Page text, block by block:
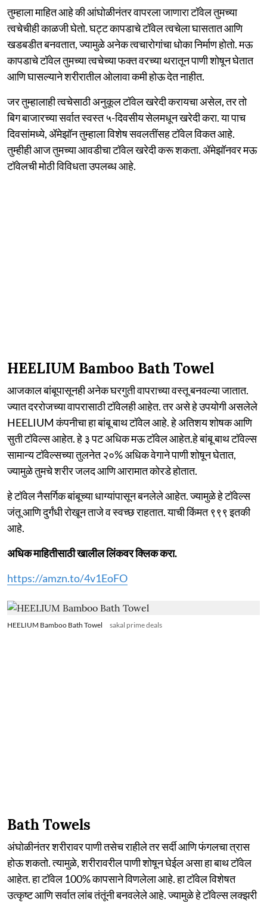
तुम्हाला माहित आहे की आंघोळीनंतर वापरला जाणारा टॉवेल तुमच्या
त्वचेचीही काळजी घेतो. घट्ट कापडाचे टॉवेल त्वचेला घासतात आणि
खडबडीत बनवतात, ज्यामुळे अनेक त्वचारोगांचा धोका निर्माण होतो. मऊ
कापडाचे टॉवेल तुमच्या त्वचेच्या फक्त वरच्या थरातून पाणी शोषून घेतात
आणि घासल्याने शरीरातील ओलावा कमी होऊ देत नाहीत.
जर तुम्हालाही त्वचेसाठी अनुकूल टॉवेल खरेदी करायचा असेल, तर तो
बिग बाजारच्या सर्वात स्वस्त ५-दिवसीय सेलमधून खरेदी करा. या पाच
दिवसांमध्ये, ॲमेझॉन तुम्हाला विशेष सवलतींसह टॉवेल विकत आहे.
तुम्हीही आज तुमच्या आवडीचा टॉवेल खरेदी करू शकता. ॲमेझॉनवर मऊ
टॉवेलची मोठी विविधता उपलब्ध आहे.
HEELIUM Bamboo Bath Towel
आजकाल बांबूपासूनही अनेक घरगुती वापराच्या वस्तू बनवल्या जातात.
ज्यात दररोजच्या वापरासाठी टॉवेलही आहेत. तर असे हे उपयोगी असलेले
HEELIUM कंपनीचा हा बांबू बाथ टॉवेल आहे. हे अतिशय शोषक आणि
सुती टॉवेल्स आहेत. हे ३ पट अधिक मऊ टॉवेल आहेत.हे बांबू बाथ टॉवेल्स
सामान्य टॉवेल्सच्या तुलनेत २०% अधिक वेगाने पाणी शोषून घेतात,
ज्यामुळे तुमचे शरीर जलद आणि आरामात कोरडे होतात.
हे टॉवेल नैसर्गिक बांबूच्या धाग्यांपासून बनलेले आहेत. ज्यामुळे हे टॉवेल्स
जंतू आणि दुर्गंधी रोखून ताजे व स्वच्छ राहतात. याची किंमत ९९९ इतकी
आहे.
अधिक माहितीसाठी खालील लिंकवर क्लिक करा.
https://amzn.to/4v1EoFO
HEELIUM Bamboo Bath Towel sakal prime deals
Bath Towels
अंघोळीनंतर शरीरावर पाणी तसेच राहीले तर सर्दी आणि फंगलचा त्रास
होऊ शकतो. त्यामुळे, शरीरावरील पाणी शोषून घेईल असा हा बाथ टॉवेल
आहेत. हा टॉवेल 100% कापसाने विणलेला आहे. हा टॉवेल विशेषत
उत्कृष्ट आणि सर्वात लांब तंतूंनी बनवलेले आहे. ज्यामुळे हे टॉवेल्स लक्झरी